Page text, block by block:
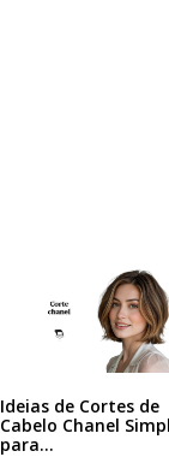
Ideias de Cortes de
Cabelo Chanel
para…